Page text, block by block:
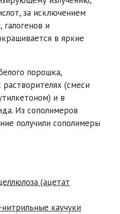
за исключением
и
в яркие
порошка,
(смеси
и в
Из сополимеров
получили сополимеры
(ацетат
каучуки